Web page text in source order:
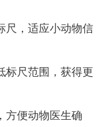
尺，适应小动物信
标尺范围，获得更
方便动物医生确